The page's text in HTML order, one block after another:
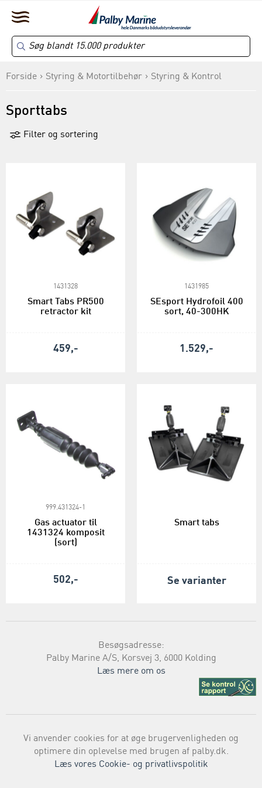
Forside Styring & Motortilbehør Styring & Kontrol
Sporttabs
Filter og sortering
1431328
Smart Tabs PR500
retractor kit
459,-
1431985
SEsport Hydrofoil 400
sort, 40-300HK
1.529,-
999.431324-1
Gas actuator til
1431324 komposit
(sort)
502,-
Smart tabs
Se varianter
Besøgsadresse:
Palby Marine A/S, Korsvej 3, 6000 Kolding
Læs mere om os
Vi anvender cookies for at øge brugervenligheden og
optimere din oplevelse med brugen af palby.dk.
Læs vores Cookie- og privatlivspolitik